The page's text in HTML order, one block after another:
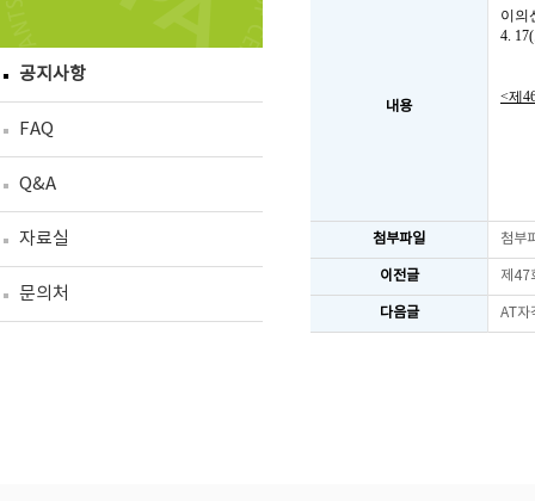
공지사항
FAQ
Q&A
자료실
문의처
내용
이의
4.
<제
첨부파일 첨부
이전글 제47
다음글 AT자